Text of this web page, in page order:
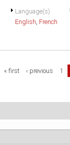
Language(s)
English, French
« first ‹ previous 1